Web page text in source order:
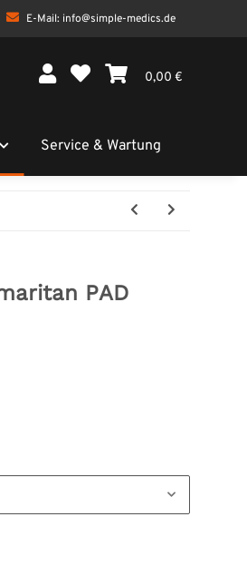
E-Mail: info@simple-medics.de
0,00 €
Service & Wartung
PAD